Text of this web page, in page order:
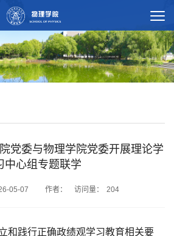
党委与物理学院党委开展理论学
中心组专题联学
05-07 作者： 访问量： 204
和践行正确政绩观学习教育相关要